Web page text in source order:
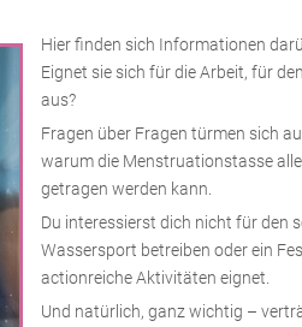
Hier finden sich Informationen
Eignet sie sich für die Arbeit, für
aus?
Fragen über Fragen türmen sich
warum die Menstruationstasse
getragen werden kann.
Du interessierst dich nicht für den
Wassersport betreiben oder ein
actionreiche Aktivitäten eignet.
Und natürlich, ganz wichtig –